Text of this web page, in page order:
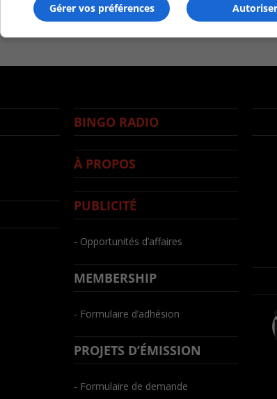
BINGO RADIO
À PROPOS
PUBLICITÉ
- Opportunités d’affaires
MEMBERSHIP
- Formulaire d’adhésion
PROJETS D’ÉMISSION
- Formulaire de demande
Autoriser
Gérer vos préférences